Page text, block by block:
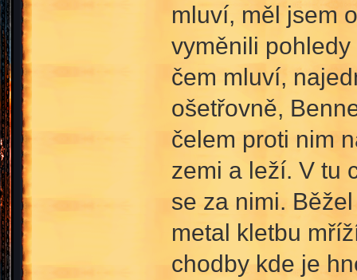
mluví, měl jsem
vyměnili
čem mluví,
ošetřovně,
čelem proti nim
zemi a leží. V tu
se za nimi.
metal kletbu
chodby kde je